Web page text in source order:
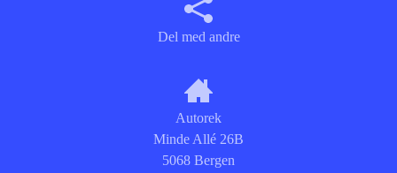
Del med andre
Autorek
Minde Allé 26B
5068 Bergen